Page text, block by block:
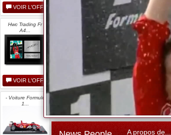
VOIR L'OFFRE
Hwc Trading Fr
A4...
VOIR L'OFFRE
- Voiture Formule
1...
A propos de...